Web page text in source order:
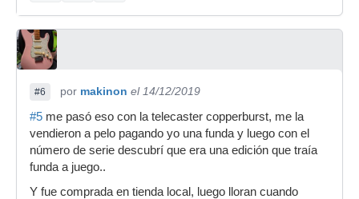
#6 por makinon el 14/12/2019
#5 me pasó eso con la telecaster copperburst, me la
vendieron a pelo pagando yo una funda y luego con el
número de serie descubrí que era una edición que traía
funda a juego..
Y fue comprada en tienda local, luego lloran cuando